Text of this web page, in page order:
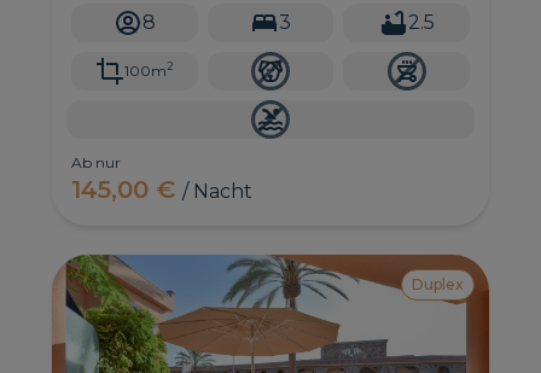
8 3 2.5
100m2
Ab nur
145,00 €/ Nacht
Duplex